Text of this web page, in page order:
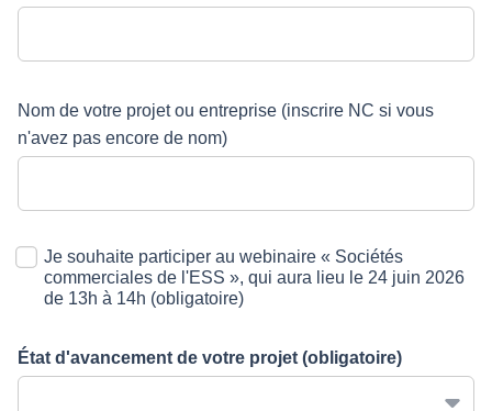
Nom de votre projet ou entreprise (inscrire NC si vous
n'avez pas encore de nom)
Je souhaite participer au webinaire « Sociétés
commerciales de l'ESS », qui aura lieu le 24 juin 2026
de 13h à 14h (obligatoire)
État d'avancement de votre projet (obligatoire)